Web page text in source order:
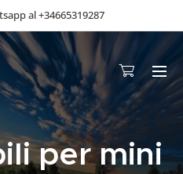
al +34665319287
per mini